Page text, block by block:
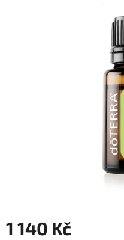
1 140 Kč